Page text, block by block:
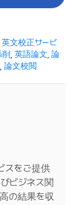
英文校正サービ
英語論文 論
論文校閲
スをご提供
ビジネス関
の結果を収